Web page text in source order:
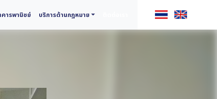
คารพานิชย์ บริการด้านกฎหมาย